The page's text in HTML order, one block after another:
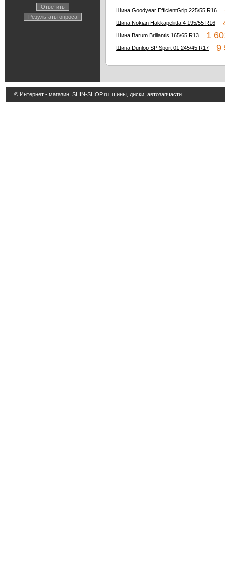
Ответить
Результаты опроса
Шина Goodyear EfficientGrip 225/55 R16
Шина Nokian Hakkapeliitta 4 195/55 R16
Шина Barum Brillantis 165/65 R13 1
Шина Dunlop SP Sport 01 245/45 R17 9
© Интернет - магазин SHIN-SHOP.ru шины, диски, автозапчасти